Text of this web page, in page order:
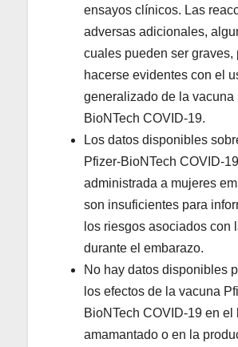
ensayos clínicos. Las
adversas adicionales,
cuales pueden ser graves,
hacerse evidentes con el
generalizado de la vacuna
BioNTech COVID-19.
Los datos disponibles
Pfizer-BioNTech COVID-19
administrada a mujeres
son insuficientes para
los riesgos asociados con
durante el embarazo.
No hay datos disponibles
los efectos de la vacuna
BioNTech COVID-19 en el
amamantado o en la